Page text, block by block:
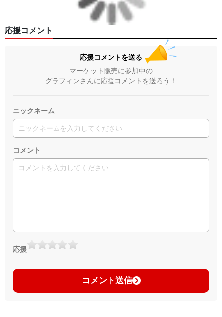
応援コメント
応援コメントを送る
マーケット販売に参加中の
グラフィンさんに応援コメントを送ろう！
ニックネーム
コメント
応援
コメント送信